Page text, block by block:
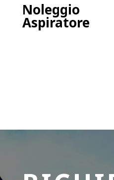
Noleggio
Aspiratore